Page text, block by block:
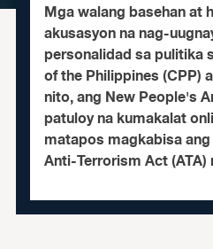
Mga walang basehan at
akusasyon na nag-
personalidad sa pulitika
of the Philippines (CPP)
nito, ang New People's
patuloy na kumakalat
matapos magkabisa
Anti-Terrorism Act (ATA)